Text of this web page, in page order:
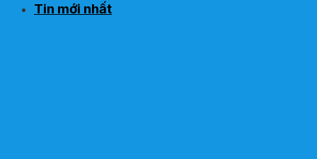
Tin mới nhất